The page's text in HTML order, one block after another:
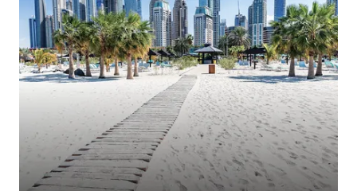
Oficinas
Encuentra una oficina
Sobre nosotros
Trabajos
Únete al equipo